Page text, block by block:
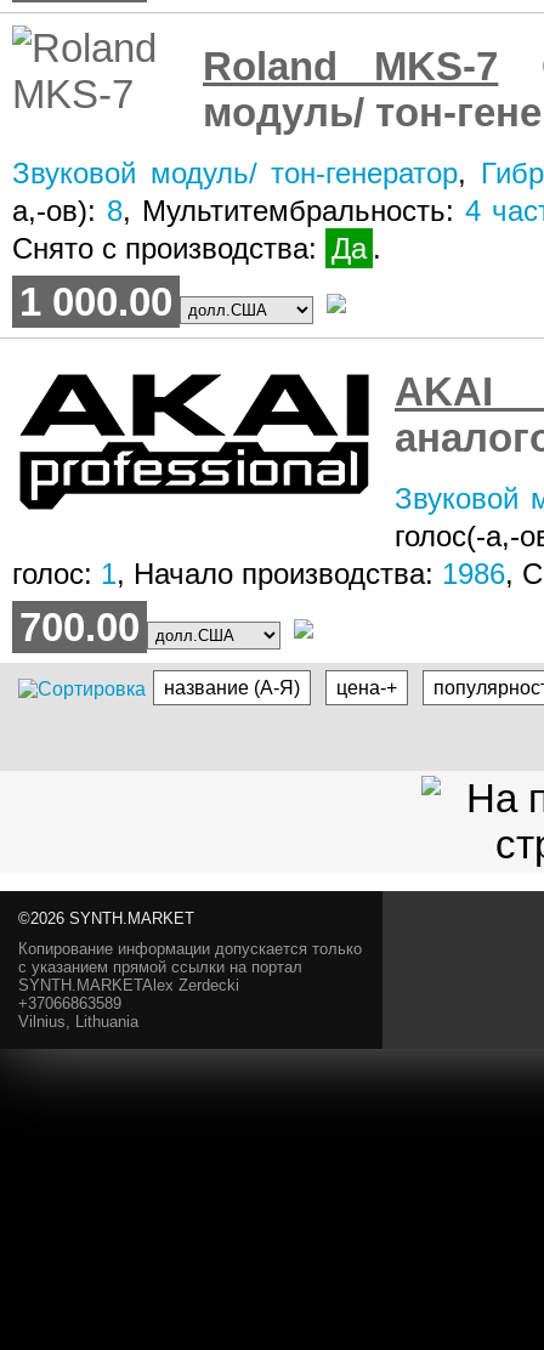
Roland MKS-7
модуль/ тон-
Звуковой модуль/ тон-генератор,
а,-ов): 8, Мультитембральность: 4
Снято с производства: Да .
1 000.00
AKAI
Звуковой
голос(-а,-
голос: 1, Начало производства: 1986,
700.00
название (А-Я) цена-+
©2026 SYNTH.MARKET
Копирование информации допускается только
с указанием прямой ссылки на портал
SYNTH.MARKETAlex Zerdecki
+37066863589
Vilnius, Lithuania